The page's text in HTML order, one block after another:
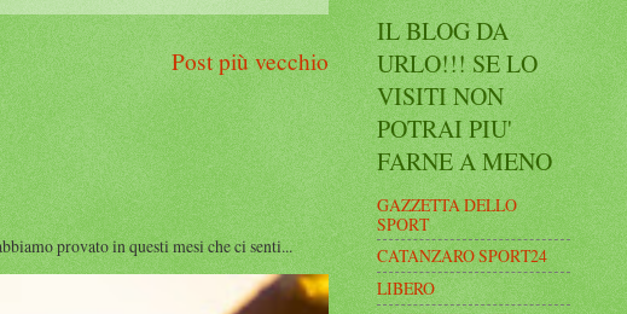
Post più vecchio
provato in questi mesi che ci senti...
IL BLOG DA
URLO!!! SE LO
VISITI NON
POTRAI PIU'
FARNE A MENO
GAZZETTA DELLO
SPORT
CATANZARO SPORT24
LIBERO